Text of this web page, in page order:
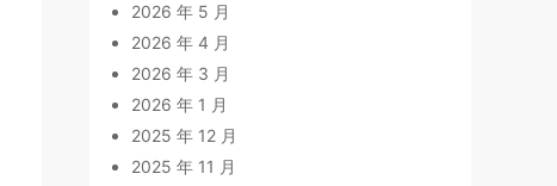
2026 年 5 月
2026 年 4 月
2026 年 3 月
2026 年 1 月
2025 年 12 月
2025 年 11 月